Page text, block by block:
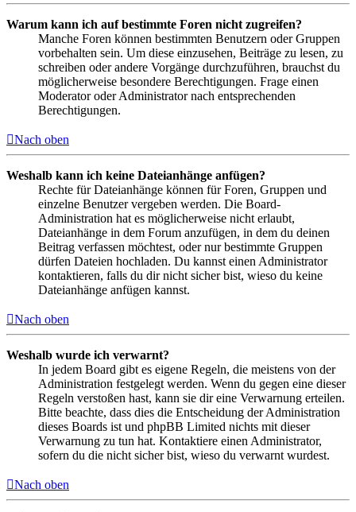
Warum kann ich auf bestimmte Foren nicht zugreifen?
Manche Foren können bestimmten Benutzern oder Gruppen
vorbehalten sein. Um diese einzusehen, Beiträge zu lesen, zu
schreiben oder andere Vorgänge durchzuführen, brauchst du
möglicherweise besondere Berechtigungen. Frage einen
Moderator oder Administrator nach entsprechenden
Berechtigungen.
Nach oben
Weshalb kann ich keine Dateianhänge anfügen?
Rechte für Dateianhänge können für Foren, Gruppen und
einzelne Benutzer vergeben werden. Die Board-
Administration hat es möglicherweise nicht erlaubt,
Dateianhänge in dem Forum anzufügen, in dem du deinen
Beitrag verfassen möchtest, oder nur bestimmte Gruppen
dürfen Dateien hochladen. Du kannst einen Administrator
kontaktieren, falls du dir nicht sicher bist, wieso du keine
Dateianhänge anfügen kannst.
Nach oben
Weshalb wurde ich verwarnt?
In jedem Board gibt es eigene Regeln, die meistens von der
Administration festgelegt werden. Wenn du gegen eine dieser
Regeln verstoßen hast, kann sie dir eine Verwarnung erteilen.
Bitte beachte, dass dies die Entscheidung der Administration
dieses Boards ist und phpBB Limited nichts mit dieser
Verwarnung zu tun hat. Kontaktiere einen Administrator,
sofern du die nicht sicher bist, wieso du verwarnt wurdest.
Nach oben